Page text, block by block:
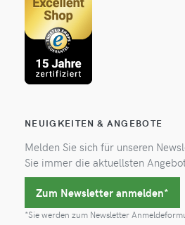
NEUIGKEITEN & ANGEBOTE
Melden Sie sich für unseren
Sie immer die aktuellsten
Zum Newsletter anmelden*
*Sie werden zum Newsletter